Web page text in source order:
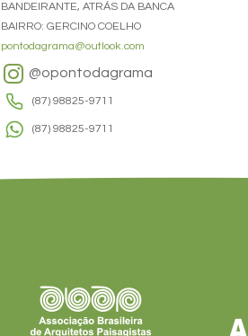
BANDEIRANTE, ATRÁS DA BANCA
BAIRRO: GERCINO COELHO
pontodagrama@outlook.com
@opontodagrama
(87) 98825-9711
(87) 98825-9711